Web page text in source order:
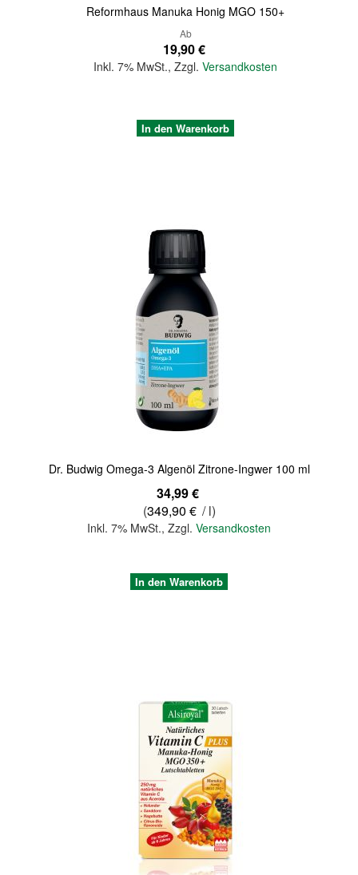
Reformhaus Manuka Honig MGO 150+
Ab
19,90 €
Inkl. 7% MwSt.,Zzgl.Versandkosten
In den Warenkorb
Dr. Budwig Omega-3 Algenöl Zitrone-Ingwer 100 ml
34,99 €
(349,90 € / l)
Inkl. 7% MwSt., Zzgl. Versandkosten
In den Warenkorb